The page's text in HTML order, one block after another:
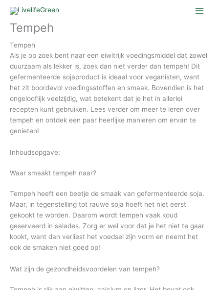
naar
Tempeh
Tempeh
Als je op zoek bent naar een eiwitrijk voedingsmiddel dat zowel
duurzaam als lekker is, zoek dan niet verder dan tempeh! Dit
gefermenteerde sojaproduct is ideaal voor veganisten, want
het zit boordevol voedingsstoffen en smaak. Bovendien is het
ongelooflijk veelzijdig, wat betekent dat je het in allerlei
recepten kunt gebruiken. Lees verder om meer te leren over
tempeh en ontdek een paar heerlijke manieren om ervan te
genieten!
Inhoudsopgave:
Waar smaakt tempeh naar?
Tempeh heeft een beetje de smaak van gefermenteerde soja.
Maar, in tegenstelling tot rauwe soja hoeft het niet eerst
gekookt te worden. Daarom wordt tempeh vaak koud
geserveerd in salades. Zorg er wel voor dat je het niet te gaar
kookt, want dan verliest het voedsel zijn vorm en neemt het
ook de smaken niet goed op!
Wat zijn de gezondheidsvoordelen van tempeh?